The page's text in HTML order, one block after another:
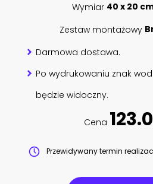
Wymiar 40 x 20
Zestaw montażowy
Darmowa dostawa.
Po wydrukowaniu znak
będzie widoczny.
Cena
Przewidywany termin